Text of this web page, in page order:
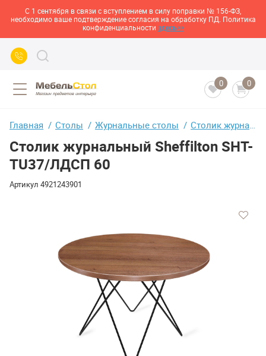
С 1 сентября в связи с вступлением в силу поправки № 156-ФЗ,
необходимо ваше подтверждение согласия на обработку ПД. Политика
конфиденциальности здесь>>
0 0
Главная Столы Журнальные столы Столик журнальный Sheffilton SHT-TU37/ЛДСП 60
Столик журнальный Sheffilton SHT-
TU37/ЛДСП 60
Артикул 4921243901